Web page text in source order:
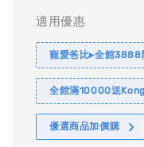
適用優惠
寵愛爸比▸全館
全館滿10000送
優選商品加價購